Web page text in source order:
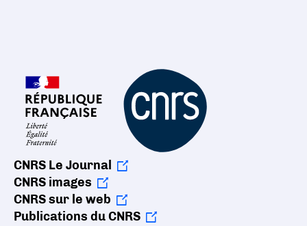
CNRS Le Journal
CNRS images
CNRS sur le web
Publications du CNRS